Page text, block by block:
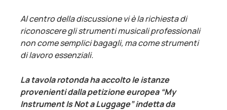
Al centro della discussione vi è la richiesta di
riconoscere gli strumenti musicali professionali
non come semplici bagagli, ma come strumenti
di lavoro essenziali.
La tavola rotonda ha accolto le istanze
provenienti dalla petizione europea “My
Instrument Is Not a Luggage” indetta da